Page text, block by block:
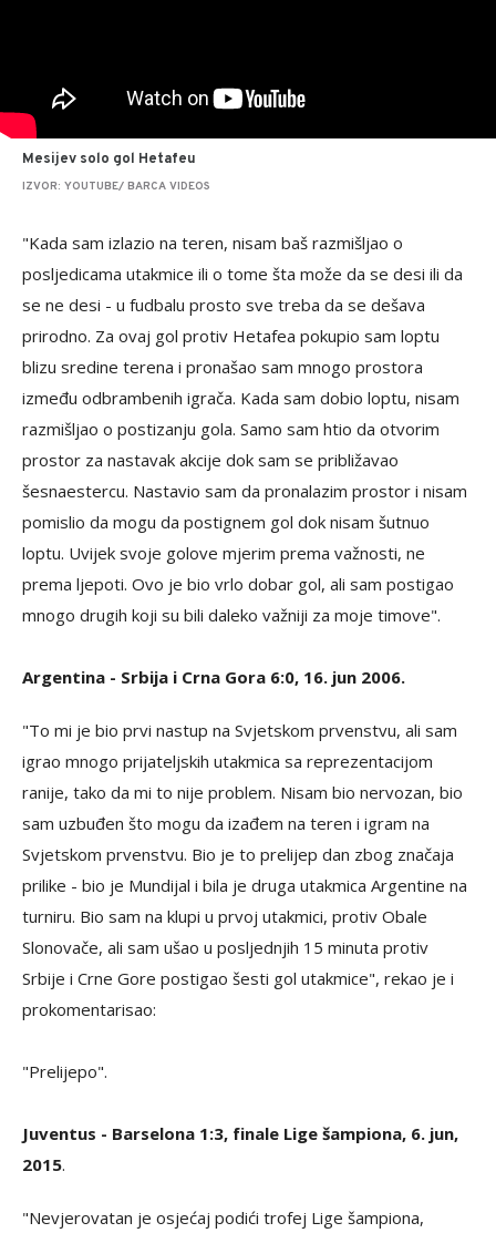
Mesijev solo gol Hetafeu
IZVOR: YOUTUBE/ BARCA VIDEOS
"Kada sam izlazio na teren, nisam baš razmišljao o
posljedicama utakmice ili o tome šta može da se desi ili da
se ne desi - u fudbalu prosto sve treba da se dešava
prirodno. Za ovaj gol protiv Hetafea pokupio sam loptu
blizu sredine terena i pronašao sam mnogo prostora
između odbrambenih igrača. Kada sam dobio loptu, nisam
razmišljao o postizanju gola. Samo sam htio da otvorim
prostor za nastavak akcije dok sam se približavao
šesnaestercu. Nastavio sam da pronalazim prostor i nisam
pomislio da mogu da postignem gol dok nisam šutnuo
loptu. Uvijek svoje golove mjerim prema važnosti, ne
prema ljepoti. Ovo je bio vrlo dobar gol, ali sam postigao
mnogo drugih koji su bili daleko važniji za moje timove".
Argentina - Srbija i Crna Gora 6:0, 16. jun 2006.
"To mi je bio prvi nastup na Svjetskom prvenstvu, ali sam
igrao mnogo prijateljskih utakmica sa reprezentacijom
ranije, tako da mi to nije problem. Nisam bio nervozan, bio
sam uzbuđen što mogu da izađem na teren i igram na
Svjetskom prvenstvu. Bio je to prelijep dan zbog značaja
prilike - bio je Mundijal i bila je druga utakmica Argentine na
turniru. Bio sam na klupi u prvoj utakmici, protiv Obale
Slonovače, ali sam ušao u posljednjih 15 minuta protiv
Srbije i Crne Gore postigao šesti gol utakmice", rekao je i
prokomentarisao:
"Prelijepo".
Juventus - Barselona 1:3, finale Lige šampiona, 6. jun,
2015.
"Nevjerovatan je osjećaj podići trofej Lige šampiona,